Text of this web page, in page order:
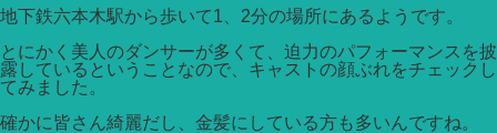
地下鉄六本木駅から歩いて1、2分の場所にあるようです。
とにかく美人のダンサーが多くて、迫力のパフォーマンスを披
露しているということなので、キャストの顔ぶれをチェックし
てみました。
確かに皆さん綺麗だし、金髪にしている方も多いんですね。